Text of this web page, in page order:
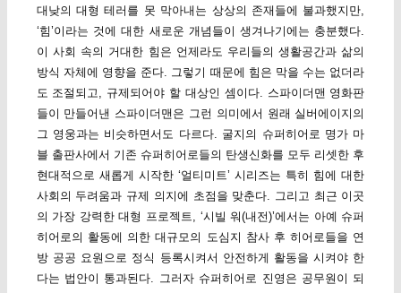
대낮의 대형 테러를 못 막아내는 상상의 존재들에 불과했지만,
‘힘’이라는 것에 대한 새로운 개념들이 생겨나기에는 충분했다.
이 사회 속의 거대한 힘은 언제라도 우리들의 생활공간과 삶의
방식 자체에 영향을 준다. 그렇기 때문에 힘은 막을 수는 없더라
도 조절되고, 규제되어야 할 대상인 셈이다. 스파이더맨 영화판
들이 만들어낸 스파이더맨은 그런 의미에서 원래 실버에이지의
그 영웅과는 비슷하면서도 다르다. 굴지의 슈퍼히어로 명가 마
블 출판사에서 기존 슈퍼히어로들의 탄생신화를 모두 리셋한 후
현대적으로 새롭게 시작한 ‘얼티미트’ 시리즈는 특히 힘에 대한
사회의 두려움과 규제 의지에 초점을 맞춘다. 그리고 최근 이곳
의 가장 강력한 대형 프로젝트, ‘시빌 워(내전)’에서는 아예 슈퍼
히어로의 활동에 의한 대규모의 도심지 참사 후 히어로들을 연
방 공공 요원으로 정식 등록시켜서 안전하게 활동을 시켜야 한
다는 법안이 통과된다. 그러자 슈퍼히어로 진영은 공무원이 되